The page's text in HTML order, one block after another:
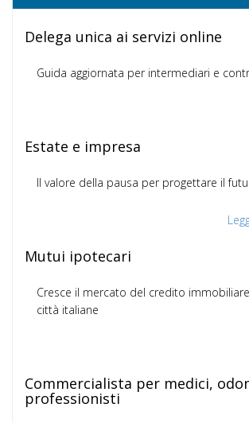
Delega unica ai servizi online
Guida aggiornata per intermediari e
Estate e impresa
Il valore della pausa per progettare il
Mutui ipotecari
Cresce il mercato del credito
città italiane
Commercialista per medici,
professionisti